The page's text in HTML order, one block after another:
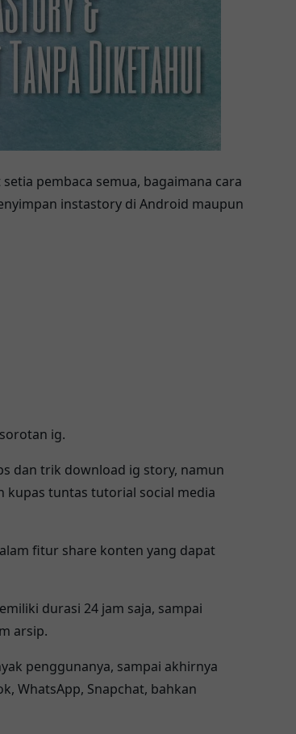
pembaca semua, bagaimana cara
instastory di Android maupun
ig.
dan trik download ig story, namun
tuntas tutorial social media
fitur share konten yang dapat
durasi 24 jam saja, sampai
arsip.
penggunanya, sampai akhirnya
WhatsApp, Snapchat, bahkan